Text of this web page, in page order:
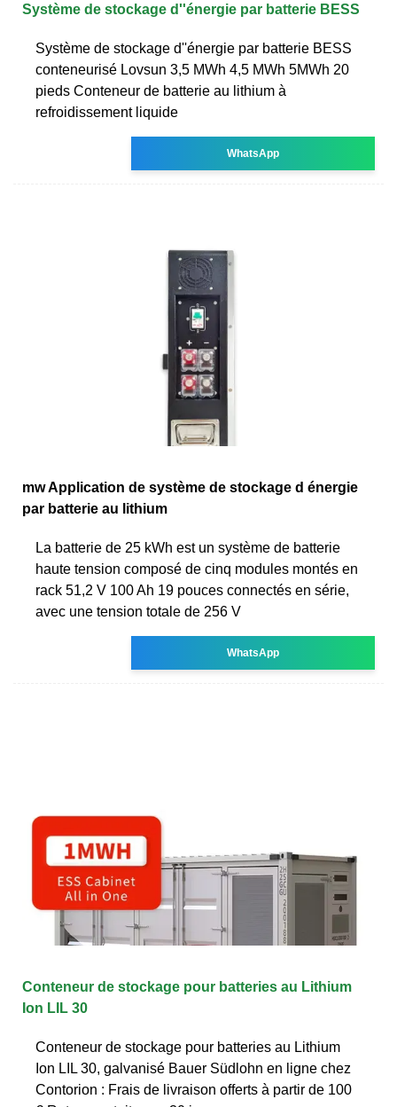
Système de stockage d''énergie par batterie BESS
Système de stockage d''énergie par batterie BESS
conteneurisé Lovsun 3,5 MWh 4,5 MWh 5MWh 20
pieds Conteneur de batterie au lithium à
refroidissement liquide
WhatsApp
mw Application de système de stockage d énergie
par batterie au lithium
La batterie de 25 kWh est un système de batterie
haute tension composé de cinq modules montés en
rack 51,2 V 100 Ah 19 pouces connectés en série,
avec une tension totale de 256 V
WhatsApp
Conteneur de stockage pour batteries au Lithium
Ion LIL 30
Conteneur de stockage pour batteries au Lithium
Ion LIL 30, galvanisé Bauer Südlohn en ligne chez
Contorion : Frais de livraison offerts à partir de 100